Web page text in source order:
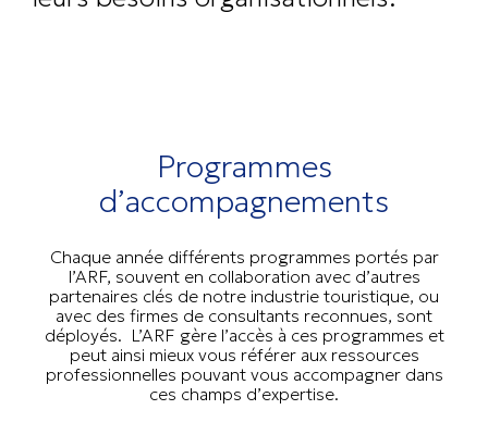
Programmes
d’accompagnements
Chaque année différents programmes portés par
l’ARF, souvent en collaboration avec d’autres
partenaires clés de notre industrie touristique, ou
avec des firmes de consultants reconnues, sont
déployés. L’ARF gère l’accès à ces programmes et
peut ainsi mieux vous référer aux ressources
professionnelles pouvant vous accompagner dans
ces champs d’expertise.